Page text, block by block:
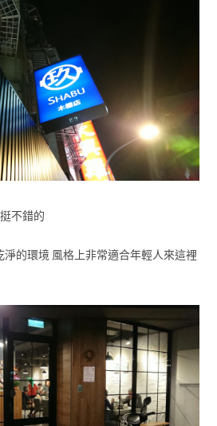
不錯的
的環境 風格上非常適合年輕人來這裡